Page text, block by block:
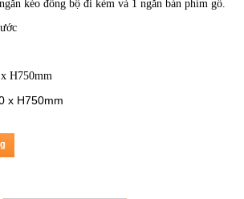
kéo đồng bộ đi kèm và 1 ngăn bàn phím gỗ.
H750mm
x H750mm